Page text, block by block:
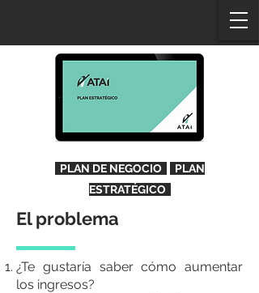
PLAN DE NEGOCIO ·
PLAN
ESTRATÉGICO
El problema
¿Te gustaría saber cómo aumentar
los ingresos?